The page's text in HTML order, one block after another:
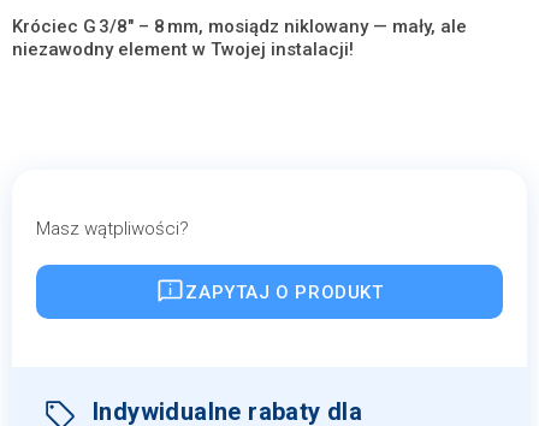
Króciec G 3/8" – 8 mm, mosiądz niklowany — mały, ale
niezawodny element w Twojej instalacji!
Masz wątpliwości?
ZAPYTAJ O PRODUKT
Indywidualne rabaty dla